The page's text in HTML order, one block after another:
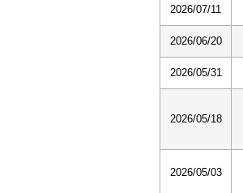
2026/07/11
2026/06/20
2026/05/31
2026/05/18
2026/05/03